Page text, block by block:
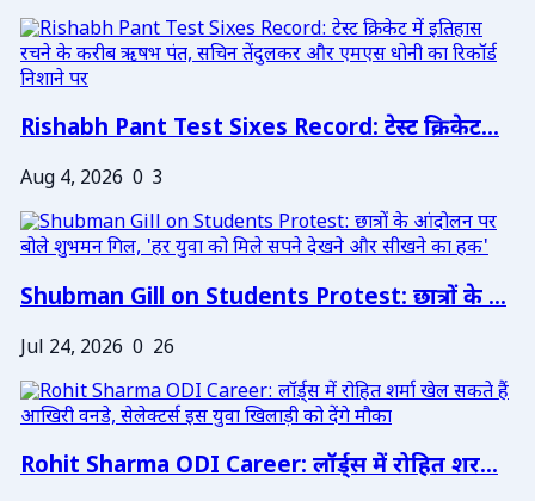
Rishabh Pant Test Sixes Record: टेस्ट क्रिकेट...
Aug 4, 2026 0 3
Shubman Gill on Students Protest: छात्रों के ...
Jul 24, 2026 0 26
Rohit Sharma ODI Career: लॉर्ड्स में रोहित शर...